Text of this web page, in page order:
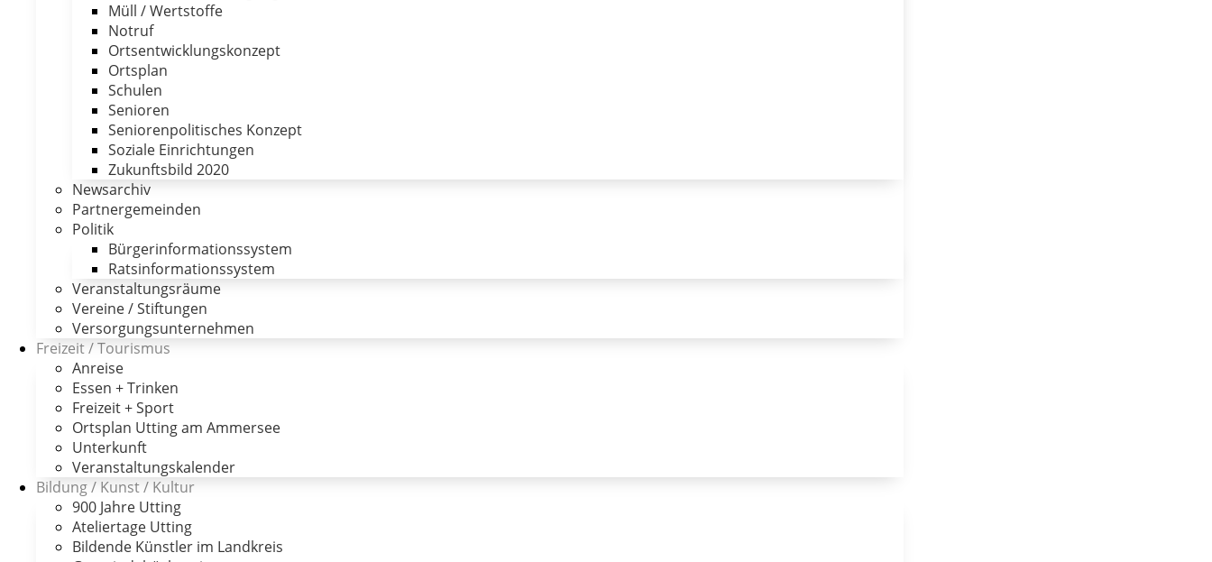
Müll / Wertstoffe
Notruf
Ortsentwicklungskonzept
Ortsplan
Schulen
Senioren
Seniorenpolitisches Konzept
Soziale Einrichtungen
Zukunftsbild 2020
Newsarchiv
Partnergemeinden
Politik
Bürgerinformationssystem
Ratsinformationssystem
Veranstaltungsräume
Vereine / Stiftungen
Versorgungsunternehmen
Freizeit / Tourismus
Anreise
Essen + Trinken
Freizeit + Sport
Ortsplan Utting am Ammersee
Unterkunft
Veranstaltungskalender
Bildung / Kunst / Kultur
900 Jahre Utting
Ateliertage Utting
Bildende Künstler im Landkreis